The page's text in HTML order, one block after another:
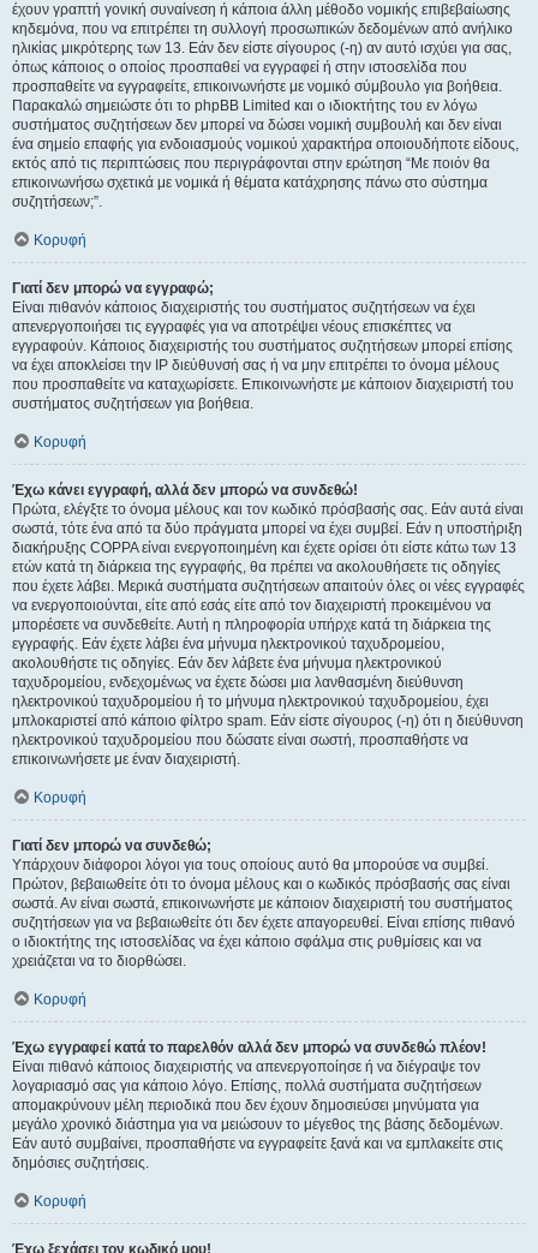
έχουν γραπτή γονική συναίνεση ή κάποια άλλη μέθοδο νομικής επιβεβαίωσης
κηδεμόνα, που να επιτρέπει τη συλλογή προσωπικών δεδομένων από ανήλικο
ηλικίας μικρότερης των 13. Εάν δεν είστε σίγουρος (-η) αν αυτό ισχύει για σας,
όπως κάποιος ο οποίος προσπαθεί να εγγραφεί ή στην ιστοσελίδα που
προσπαθείτε να εγγραφείτε, επικοινωνήστε με νομικό σύμβουλο για βοήθεια.
Παρακαλώ σημειώστε ότι το phpBB Limited και ο ιδιοκτήτης του εν λόγω
συστήματος συζητήσεων δεν μπορεί να δώσει νομική συμβουλή και δεν είναι
ένα σημείο επαφής για ενδοιασμούς νομικού χαρακτήρα οποιουδήποτε είδους,
εκτός από τις περιπτώσεις που περιγράφονται στην ερώτηση “Με ποιόν θα
επικοινωνήσω σχετικά με νομικά ή θέματα κατάχρησης πάνω στο σύστημα
συζητήσεων;”.
Κορυφή
Γιατί δεν μπορώ να εγγραφώ;
Είναι πιθανόν κάποιος διαχειριστής του συστήματος συζητήσεων να έχει
απενεργοποιήσει τις εγγραφές για να αποτρέψει νέους επισκέπτες να
εγγραφούν. Κάποιος διαχειριστής του συστήματος συζητήσεων μπορεί επίσης
να έχει αποκλείσει την IP διεύθυνσή σας ή να μην επιτρέπει το όνομα μέλους
που προσπαθείτε να καταχωρίσετε. Επικοινωνήστε με κάποιον διαχειριστή του
συστήματος συζητήσεων για βοήθεια.
Κορυφή
Έχω κάνει εγγραφή, αλλά δεν μπορώ να συνδεθώ!
Πρώτα, ελέγξτε το όνομα μέλους και τον κωδικό πρόσβασής σας. Εάν αυτά είναι
σωστά, τότε ένα από τα δύο πράγματα μπορεί να έχει συμβεί. Εάν η υποστήριξη
διακήρυξης COPPA είναι ενεργοποιημένη και έχετε ορίσει ότι είστε κάτω των 13
ετών κατά τη διάρκεια της εγγραφής, θα πρέπει να ακολουθήσετε τις οδηγίες
που έχετε λάβει. Μερικά συστήματα συζητήσεων απαιτούν όλες οι νέες εγγραφές
να ενεργοποιούνται, είτε από εσάς είτε από τον διαχειριστή προκειμένου να
μπορέσετε να συνδεθείτε. Αυτή η πληροφορία υπήρχε κατά τη διάρκεια της
εγγραφής. Εάν έχετε λάβει ένα μήνυμα ηλεκτρονικού ταχυδρομείου,
ακολουθήστε τις οδηγίες. Εάν δεν λάβετε ένα μήνυμα ηλεκτρονικού
ταχυδρομείου, ενδεχομένως να έχετε δώσει μια λανθασμένη διεύθυνση
ηλεκτρονικού ταχυδρομείου ή το μήνυμα ηλεκτρονικού ταχυδρομείου, έχει
μπλοκαριστεί από κάποιο φίλτρο spam. Εάν είστε σίγουρος (-η) ότι η διεύθυνση
ηλεκτρονικού ταχυδρομείου που δώσατε είναι σωστή, προσπαθήστε να
επικοινωνήσετε με έναν διαχειριστή.
Κορυφή
Γιατί δεν μπορώ να συνδεθώ;
Υπάρχουν διάφοροι λόγοι για τους οποίους αυτό θα μπορούσε να συμβεί.
Πρώτον, βεβαιωθείτε ότι το όνομα μέλους και ο κωδικός πρόσβασής σας είναι
σωστά. Αν είναι σωστά, επικοινωνήστε με κάποιον διαχειριστή του συστήματος
συζητήσεων για να βεβαιωθείτε ότι δεν έχετε απαγορευθεί. Είναι επίσης πιθανό
ο ιδιοκτήτης της ιστοσελίδας να έχει κάποιο σφάλμα στις ρυθμίσεις και να
χρειάζεται να το διορθώσει.
Κορυφή
Έχω εγγραφεί κατά το παρελθόν αλλά δεν μπορώ να συνδεθώ πλέον!
Είναι πιθανό κάποιος διαχειριστής να απενεργοποίησε ή να διέγραψε τον
λογαριασμό σας για κάποιο λόγο. Επίσης, πολλά συστήματα συζητήσεων
απομακρύνουν μέλη περιοδικά που δεν έχουν δημοσιεύσει μηνύματα για
μεγάλο χρονικό διάστημα για να μειώσουν το μέγεθος της βάσης δεδομένων.
Εάν αυτό συμβαίνει, προσπαθήστε να εγγραφείτε ξανά και να εμπλακείτε στις
δημόσιες συζητήσεις.
Κορυφή
Έχω ξεχάσει τον κωδικό μου!